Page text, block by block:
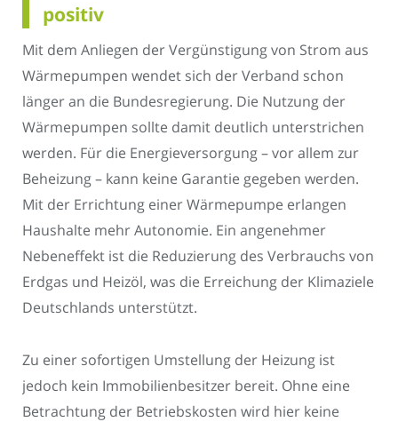
positiv
Mit dem Anliegen der Vergünstigung von Strom aus
Wärmepumpen wendet sich der Verband schon
länger an die Bundesregierung. Die Nutzung der
Wärmepumpen sollte damit deutlich unterstrichen
werden. Für die Energieversorgung – vor allem zur
Beheizung – kann keine Garantie gegeben werden.
Mit der Errichtung einer Wärmepumpe erlangen
Haushalte mehr Autonomie. Ein angenehmer
Nebeneffekt ist die Reduzierung des Verbrauchs von
Erdgas und Heizöl, was die Erreichung der Klimaziele
Deutschlands unterstützt.
Zu einer sofortigen Umstellung der Heizung ist
jedoch kein Immobilienbesitzer bereit. Ohne eine
Betrachtung der Betriebskosten wird hier keine